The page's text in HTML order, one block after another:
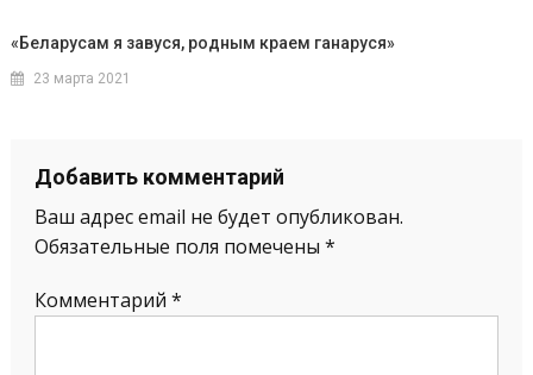
«Беларусам я завуся, родным краем ганаруся»
23 марта 2021
Добавить комментарий
Ваш адрес email не будет опубликован.
Обязательные поля помечены *
Комментарий *